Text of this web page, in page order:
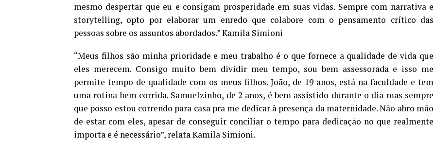
mesmo despertar que eu e consigam prosperidade em suas vidas. Sempre com narrativa e
storytelling, opto por elaborar um enredo que colabore com o pensamento crítico das
pessoas sobre os assuntos abordados.” Kamila Simioni
“Meus filhos são minha prioridade e meu trabalho é o que fornece a qualidade de vida que
eles merecem. Consigo muito bem dividir meu tempo, sou bem assessorada e isso me
permite tempo de qualidade com os meus filhos. João, de 19 anos, está na faculdade e tem
uma rotina bem corrida. Samuelzinho, de 2 anos, é bem assistido durante o dia mas sempre
que posso estou correndo para casa pra me dedicar à presença da maternidade. Não abro mão
de estar com eles, apesar de conseguir conciliar o tempo para dedicação no que realmente
importa e é necessário”, relata Kamila Simioni.